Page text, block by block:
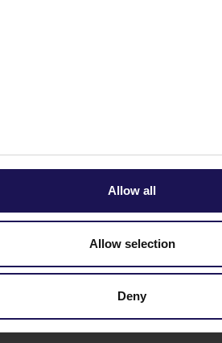
Allow all
Allow selection
Deny
właścicielskiego
02-146Warszawa